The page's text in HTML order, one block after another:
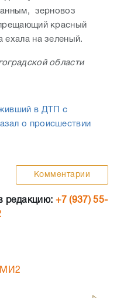
зерновоз
красный
ехала на зеленый.
области
в ДТП с
о происшествии
Комментарии
редакцию: +7 (937) 55-